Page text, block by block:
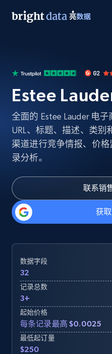
Estee
全面的 Estee Lauder 电
URL、标题、描述、类
渠道进行竞争情报、价
录分析。
联系销
获
数据字段
32
记录总数
3+
起始价格
每条记录最高 $0.0025
最低起订量
$250